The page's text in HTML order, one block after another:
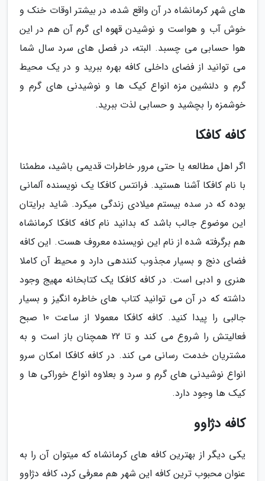
های شهر کرمانشاه در آن واقع شده، در بیشتر اوقات خنک و
خوش آب و هواست و نوشیدن قهوه ای گرم آن هم در این
هوا حسابی می چسبد. البته، در فصل های سرد سال شما
می توانید از فضای داخلی کافه بهره ببرید و در یک محیط
گرم و دلنشین مزه انواع کیک ها و نوشیدنی های گرم و
خوشمزه را بچشید و حسابی لذت ببرید.
کافه کافکا
اگر اهل مطالعه یا حتی مرور خاطرات قدیمی باشید، مطمئنا
با نام کافکا آشنا هستید. فرانتس کافکا یک نویسنده آلمانی
بوده که در سده بیستم میلادی زندگی میکرد. شاید برایتان
این موضوع جالب باشد که بدانید نام کافه کافکا کرمانشاه
هم برگرفته شده از نام این نویسنده معروف هست. این کافه
فضای دنج و بسیار مجذوب کنندهی دارد و محیط آن کاملا
هنری و ادبی است. در کافه کافکا یک کتابخانه مهیج وجود
داشته که در آن می توانید کتاب های خاطره انگیز و بسیار
جالبی را پیدا کنید. کافه کافکا معمولا از ساعت 10 صبح
فعالیتش را شروع می کند و تا 22 همچنان باز است و به
مشتریان خدمت رسانی می کند. در کافه کافکا امکان سرو
انواع نوشیدنی های گرم و سرد و بعلاوه انواع خوراکی ها و
کیک ها وجود دارد.
کافه دژاوو
یکی دیگر از بهترین کافه های کرمانشاه که میتوان آن را به
عنوان محبوب ترین کافه این شهر هم معرفی کرد، کافه دژاوو